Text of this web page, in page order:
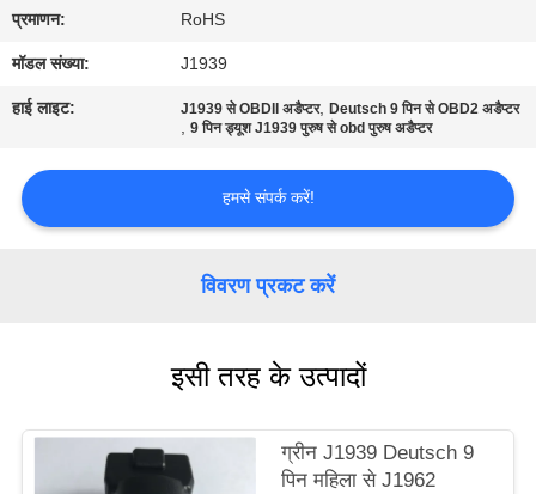
संपर्क
करें
उद्धरण
की
प्रमाणन: RoHS
मॉडल संख्या: J1939
हाई लाइट: J1939 से OBDII अडैप्टर,Deutsch 9 पिन से OBD2 अडैप्टर
,9 पिन ड्यूश J1939 पुरुष से obd पुरुष अडैप्टर
हमसे संपर्क करें!
विवरण प्रकट करें
इसी तरह के उत्पादों
ग्रीन J1939 Deutsch 9
पिन महिला से J1962